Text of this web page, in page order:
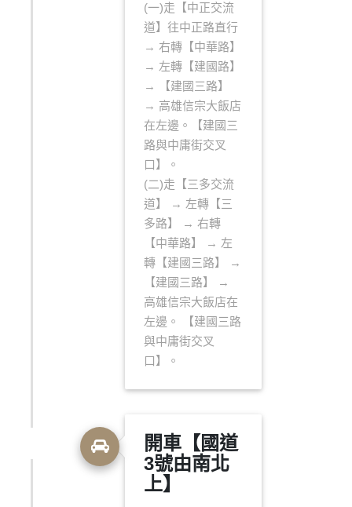
(一)走【中正交流
道】往中正路直行
→ 右轉【中華路】
→ 左轉【建國路】
→ 【建國三路】
→ 高雄信宗大飯店
在左邊。【建國三
路與中庸街交叉
口】。
(二)走【三多交流
道】 → 左轉【三
多路】 → 右轉
【中華路】 → 左
轉【建國三路】 →
【建國三路】 →
高雄信宗大飯店在
左邊。 【建國三路
與中庸街交叉
口】。
開車【國道
3號由南北
上】